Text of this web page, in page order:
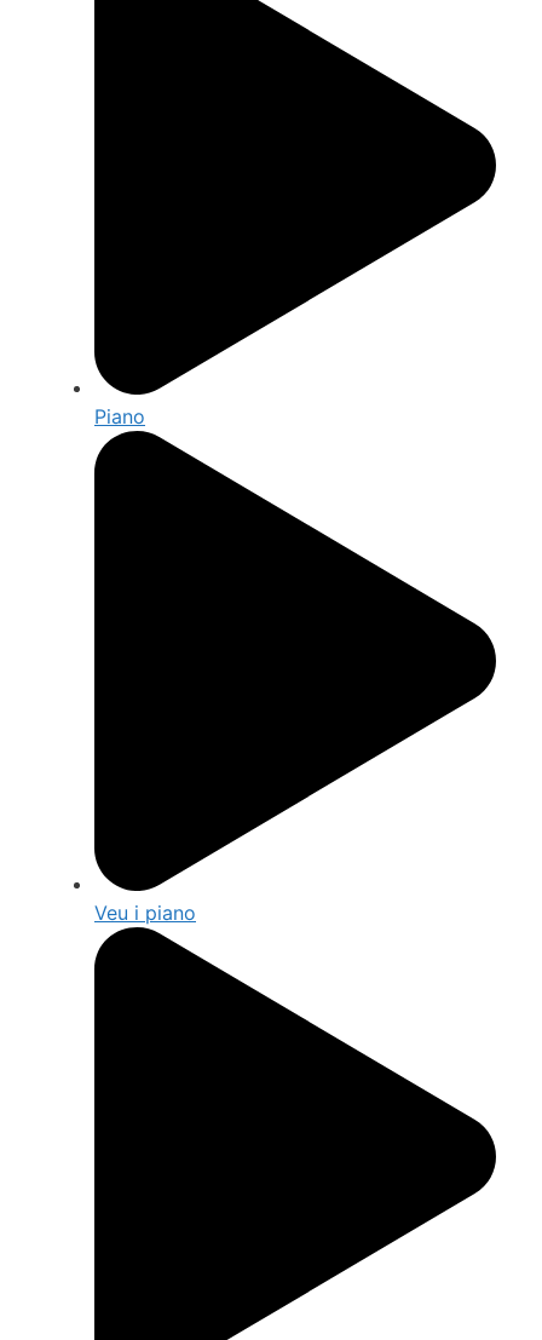
Piano
Veu i piano